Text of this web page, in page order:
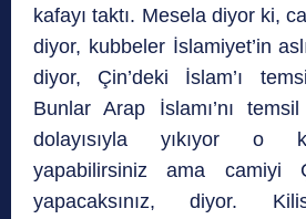
kafayı taktı. Mesela diyor ki,
diyor, kubbeler İslamiyet’in
diyor, Çin’deki İslam’ı
Bunlar Arap İslamı’nı
dolayısıyla yıkıyor o
yapabilirsiniz ama camiyi
yapacaksınız, diyor.